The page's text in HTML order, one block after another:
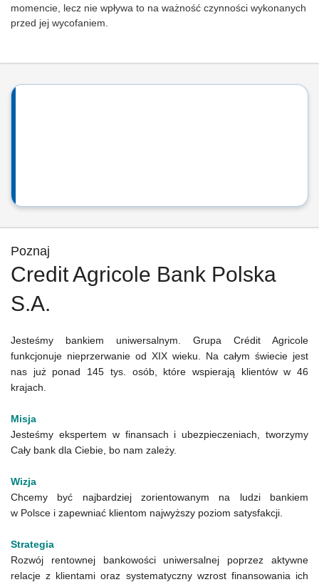
momencie, lecz nie wpływa to na ważność czynności wykonanych
przed jej wycofaniem.
Poznaj
Credit Agricole Bank Polska
S.A.
Jesteśmy bankiem uniwersalnym. Grupa Crédit Agricole
funkcjonuje nieprzerwanie od XIX wieku. Na całym świecie jest
nas już ponad 145 tys. osób, które wspierają klientów w 46
krajach.
Misja
Jesteśmy ekspertem w finansach i ubezpieczeniach, tworzymy
Cały bank dla Ciebie, bo nam zależy.
Wizja
Chcemy być najbardziej zorientowanym na ludzi bankiem
w Polsce i zapewniać klientom najwyższy poziom satysfakcji.
Strategia
Rozwój rentownej bankowości uniwersalnej poprzez aktywne
relacje z klientami oraz systematyczny wzrost finansowania ich